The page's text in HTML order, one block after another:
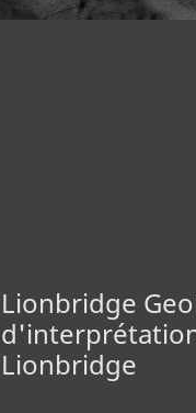
Lionbridge
Lionbridge